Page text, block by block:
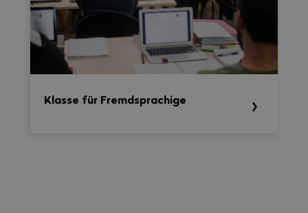
Klasse für Fremdsprachige